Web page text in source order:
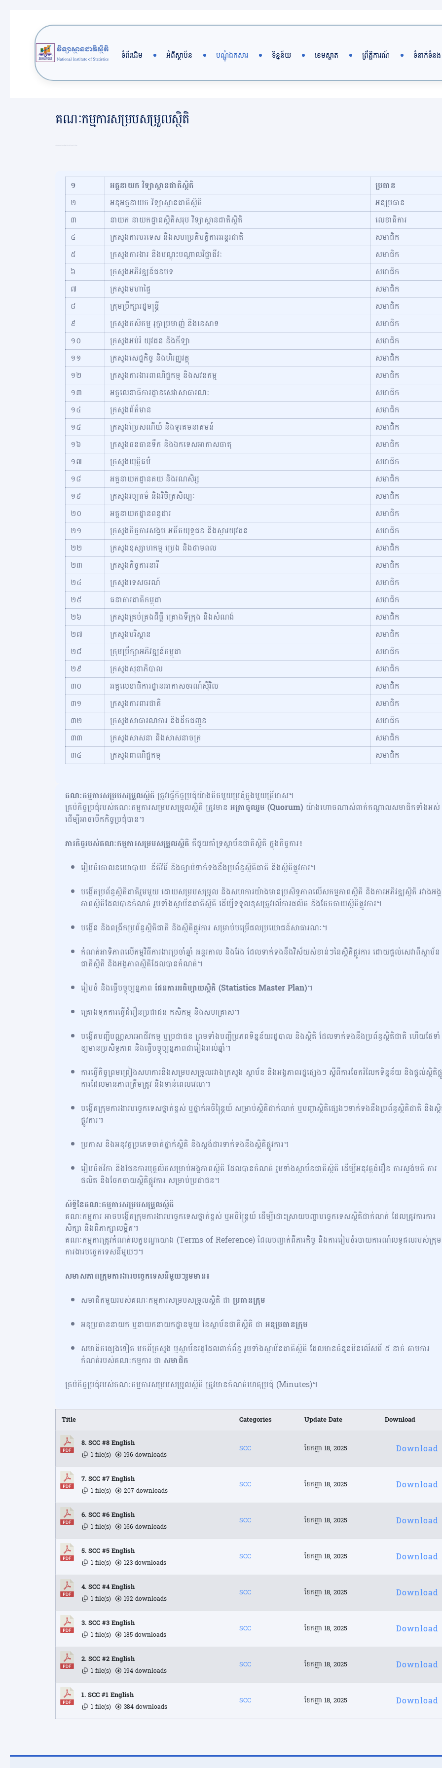
ទំព័រដើម អំពីស្ថាប័ន បណ្តុំឯកសារ ទិន្នន័យ ខេមស្តាត ព្រឹត្តិការណ៍ ទំនាក់ទំនង
គណៈកម្មការសម្របសម្រួលស្ថិតិ
១ អគ្គនាយក វិទ្យាស្ថានជាតិស្ថិតិ
ប្រធាន
២
អនុអគ្គនាយក វិទ្យាស្ថានជាតិស្ថិតិ
អនុប្រធាន
៣
នាយក នាយកដ្ឋានស្ថិតិសរុប វិទ្យាស្ថានជាតិស្ថិតិ
លេខាធិការ
៤
ក្រសួងការបរទេស និងសហប្រតិបត្តិការអន្តរជាតិ
សមាជិក
៥
ក្រសួងការងារ និងបណ្ដុះបណ្ដាលវិជ្ជាជីវៈ
សមាជិក
៦
ក្រសួងអភិវឌ្ឍន៍ជនបទ
សមាជិក
៧
ក្រសួងមហាផ្ទៃ
សមាជិក
៨
ក្រុមប្រឹក្សារដ្ឋមន្ត្រី
សមាជិក
៩
ក្រសួងកសិកម្ម រុក្ខាប្រមាញ់ និងនេសាទ
សមាជិក
១០
ក្រសួងអប់រំ យុវជន និងកីឡា
សមាជិក
១១
ក្រសួងសេដ្ឋកិច្ច និងហិរញ្ញវត្ថុ
សមាជិក
១២
ក្រសួងការងារពាណិជ្ជកម្ម និងសវនកម្ម
សមាជិក
១៣
អគ្គលេខាធិការដ្ឋានសេវាសាធារណៈ
សមាជិក
១៤
ក្រសួងព័ត៌មាន
សមាជិក
១៥
ក្រសួងប្រៃសណីយ៍ និងទូរគមនាគមន៍
សមាជិក
១៦
ក្រសួងធនធានទឹក និងឯកទេសអាកាសធាតុ
សមាជិក
១៧
ក្រសួងយុត្តិធម៌
សមាជិក
១៨
អគ្គនាយកដ្ឋានគយ និងរណសិរ្ស
សមាជិក
១៩
ក្រសួងវប្បធម៌ និងវិចិត្រសិល្បៈ
សមាជិក
២០
អគ្គនាយកដ្ឋានពន្ធដារ
សមាជិក
២១
ក្រសួងកិច្ចការសង្គម អតីតយុទ្ធជន និងស្តារយុវជន
សមាជិក
២២
ក្រសួងឧស្សាហកម្ម ប្រេង និងថាមពល
សមាជិក
២៣
ក្រសួងកិច្ចការនារី
សមាជិក
២៤
ក្រសួងទេសចរណ៍
សមាជិក
២៥
ធនាគារជាតិកម្ពុជា
សមាជិក
២៦
ក្រសួងគ្រប់គ្រងដីធ្លី គ្រោងទីក្រុង និងសំណង់
សមាជិក
២៧
ក្រសួងបរិស្ថាន
សមាជិក
២៨
ក្រុមប្រឹក្សាអភិវឌ្ឍន៍កម្ពុជា
សមាជិក
២៩
ក្រសួងសុខាភិបាល
សមាជិក
៣០
អគ្គលេខាធិការដ្ឋានអាកាសចរណ៍ស៊ីវិល
សមាជិក
៣១
ក្រសួងការពារជាតិ
សមាជិក
៣២
ក្រសួងសាធារណការ និងដឹកជញ្ជូន
សមាជិក
៣៣
ក្រសួងសាសនា និងសាសនាចក្រ
សមាជិក
៣៤
ក្រសួងពាណិជ្ជកម្ម សមាជិក
គណៈកម្មការសម្របសម្រួលស្ថិតិ ត្រូវធ្វើកិច្ចប្រជុំយ៉ាងតិចមួយប្រជុំក្នុងមួយត្រីមាស។
គ្រប់កិច្ចប្រជុំរបស់គណៈកម្មការសម្របសម្រួលស្ថិតិ ត្រូវមាន អត្រាចូលរួម (Quorum) យ៉ាងហោចណាស់ពាក់កណ្តាលសមាជិកទាំងអស់
ដើម្បីអាចបើកកិច្ចប្រជុំបាន។
ភារកិច្ចរបស់គណៈកម្មការសម្របសម្រួលស្ថិតិ គឺជួយគាំទ្រស្ថាប័នជាតិស្ថិតិ ក្នុងកិច្ចការ៖
រៀបចំគោលនយោបាយ នីតិវិធី និងច្បាប់ទាក់ទងនឹងប្រព័ន្ធស្ថិតិជាតិ និងស្ថិតិផ្លូវការ។
បង្កើតប្រព័ន្ធស្ថិតិជាតិរួមមួយ ដោយសម្របសម្រួល និងសហការយ៉ាងមានប្រសិទ្ធភាពលើសកម្មភាពស្ថិតិ និងការអភិវឌ្ឍស្ថិតិ រវាងអង្គ
ភាពស្ថិតិដែលបានកំណត់ រួមទាំងស្ថាប័នជាតិស្ថិតិ ដើម្បីទទួលខុសត្រូវលើការផលិត និងចែកចាយស្ថិតិផ្លូវការ។
បង្កើន និងពង្រីកប្រព័ន្ធស្ថិតិជាតិ និងស្ថិតិផ្លូវការ សម្រាប់បម្រើផលប្រយោជន៍សាធារណៈ។
កំណត់អាទិភាពលើកម្មវិធីការងារប្រចាំឆ្នាំ អន្តរកាល និងវែង ដែលទាក់ទងនឹងវិស័យសំខាន់ៗនៃស្ថិតិផ្លូវការ ដោយផ្តល់សេវាពីស្ថាប័ន
ជាតិស្ថិតិ និងអង្គភាពស្ថិតិដែលបានកំណត់។
រៀបចំ និងធ្វើបច្ចុប្បន្នភាព ផែនការអធិប្បាយស្ថិតិ (Statistics Master Plan)។
គ្រោងទុកការធ្វើជំរឿនប្រជាជន កសិកម្ម និងសហគ្រាស។
បង្កើតបញ្ជីបណ្ណសារអាជីវកម្ម ឬប្រជាជន ព្រមទាំងបញ្ជីប្រភពទិន្នន័យរដ្ឋបាល និងស្ថិតិ ដែលទាក់ទងនឹងប្រព័ន្ធស្ថិតិជាតិ ហើយថែទាំ
ឲ្យមានប្រសិទ្ធភាព និងធ្វើបច្ចុប្បន្នភាពជារៀងរាល់ឆ្នាំ។
ការធ្វើកិច្ចព្រមព្រៀងសហការនិងសម្របសម្រួលរវាងក្រសួង ស្ថាប័ន និងអង្គភាពរដ្ឋផ្សេងៗ ស្តីពីការចែករំលែកទិន្នន័យ និងផ្តល់ស្ថិតិផ្
ការដែលមានភាពត្រឹមត្រូវ និងទាន់ពេលវេលា។
បង្កើតក្រុមការងារបច្ចេកទេសថ្នាក់ខ្ពស់ ឬថ្នាក់អចិន្រ្តៃយ៍ សម្រាប់ស្ថិតិជាក់លាក់ ឬបញ្ហាស្ថិតិផ្សេងៗទាក់ទងនឹងប្រព័ន្ធស្ថិតិជាតិ និងស្
ផ្លូវការ។
ប្រកាស និងអនុវត្តប្រភេទចាត់ថ្នាក់ស្ថិតិ និងស្តង់ដារទាក់ទងនឹងស្ថិតិផ្លូវការ។
រៀបចំថវិកា និងផែនការបុគ្គលិកសម្រាប់អង្គភាពស្ថិតិ ដែលបានកំណត់ រួមទាំងស្ថាប័នជាតិស្ថិតិ ដើម្បីអនុវត្តជំរឿន ការស្ទង់មតិ ការ
ផលិត និងចែកចាយស្ថិតិផ្លូវការ សម្រាប់ប្រជាជន។
សិទ្ធិនៃគណៈកម្មការសម្របសម្រួលស្ថិតិ
គណៈកម្មការ អាចបង្កើតក្រុមការងារបច្ចេកទេសថ្នាក់ខ្ពស់ ឬអចិន្រ្តៃយ៍ ដើម្បីដោះស្រាយបញ្ហាបច្ចេកទេសស្ថិតិជាក់លាក់ ដែលត្រូវការការ
សិក្សា និងពិភាក្សាលម្អិត។
គណៈកម្មការត្រូវកំណត់លក្ខខណ្ឌយោង (Terms of Reference) ដែលបញ្ជាក់ពីភារកិច្ច និងការរៀបចំរបាយការណ៍លទ្ធផលរបស់ក្រុម
ការងារបច្ចេកទេសនីមួយៗ។
សមាសភាពក្រុមការងារបច្ចេកទេសនីមួយៗរួមមាន៖
សមាជិកមួយរបស់គណៈកម្មការសម្របសម្រួលស្ថិតិ ជា ប្រធានក្រុម
អនុប្រធាននាយក ឬនាយកនាយកដ្ឋានមួយ នៃស្ថាប័នជាតិស្ថិតិ ជា អនុប្រធានក្រុម
សមាជិកផ្សេងទៀត មកពីក្រសួង ឬស្ថាប័នរដ្ឋដែលពាក់ព័ន្ធ រួមទាំងស្ថាប័នជាតិស្ថិតិ ដែលមានចំនួនមិនលើសពី ៥ នាក់ តាមការ
កំណត់របស់គណៈកម្មការ ជា សមាជិក
គ្រប់កិច្ចប្រជុំរបស់គណៈកម្មការសម្របសម្រួលស្ថិតិ ត្រូវមានកំណត់ហេតុប្រជុំ (Minutes)។
Title Categories Update Date
Download
8. SCC #8 English
1 file(s) 196 downloads
SCC ខែ​កញ្ញា 18, 2025 Download
7. SCC #7 English
1 file(s) 207 downloads
SCC ខែ​កញ្ញា 18, 2025 Download
6. SCC #6 English
1 file(s) 166 downloads
SCC ខែ​កញ្ញា 18, 2025 Download
5. SCC #5 English
1 file(s) 123 downloads
SCC ខែ​កញ្ញា 18, 2025 Download
4. SCC #4 English
1 file(s) 192 downloads
SCC ខែ​កញ្ញា 18, 2025 Download
3. SCC #3 English
1 file(s) 185 downloads
SCC ខែ​កញ្ញា 18, 2025 Download
2. SCC #2 English
1 file(s) 194 downloads
SCC ខែ​កញ្ញា 18, 2025 Download
1. SCC #1 English
1 file(s) 384 downloads
SCC ខែ​កញ្ញា 18, 2025 Download